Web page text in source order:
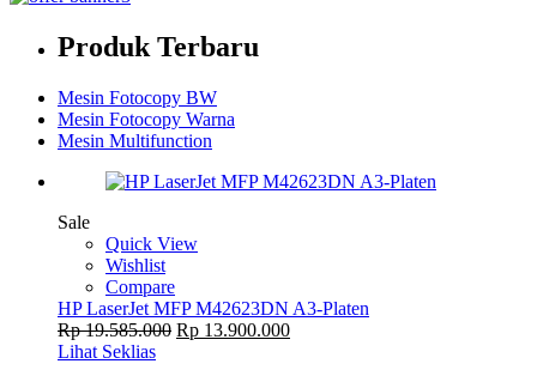
Produk Terbaru
Mesin Fotocopy BW
Mesin Fotocopy Warna
Mesin Multifunction
Sale
Quick View
Wishlist
Compare
HP LaserJet MFP M42623DN A3-Platen
Rp19.585.000 Rp 13.900.000
Lihat Seklias